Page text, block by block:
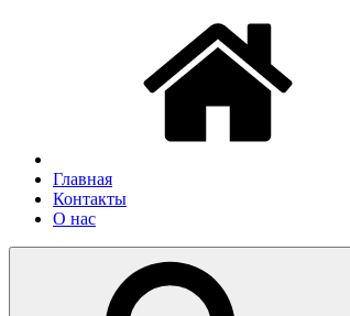
Главная
Контакты
О нас